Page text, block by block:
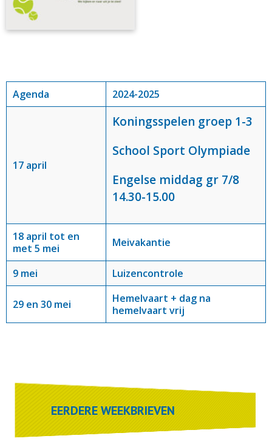
Agenda 2024-2025
17 april
Koningsspelen groep 1-3
School Sport Olympiade
Engelse middag gr 7/8
14.30-15.00
18 april tot en
met 5 mei
Meivakantie
9 mei Luizencontrole
29 en 30 mei
Hemelvaart + dag na
hemelvaart vrij
EERDERE WEEKBRIEVEN